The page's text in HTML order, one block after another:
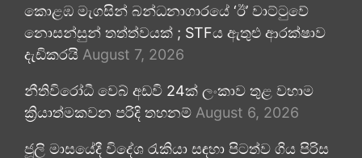
කොළඹ මැගසින් බන්ධනාගාරයේ ‘ඊ’ වාට්ටුවේ
නොසන්සුන් තත්ත්වයක් ; STFය ඇතුළු ආරක්ෂාව
දැඩිකරයි August 7, 2026
නීතිවිරෝධී වෙබ් අඩවි 24ක් ලංකාව තුළ වහාම
ක්‍රියාත්මකවන පරිදි තහනම් August 6, 2026
ජූලි මාසයේදී විදේශ රැකියා සඳහා පිටත්ව ගිය පිරිස